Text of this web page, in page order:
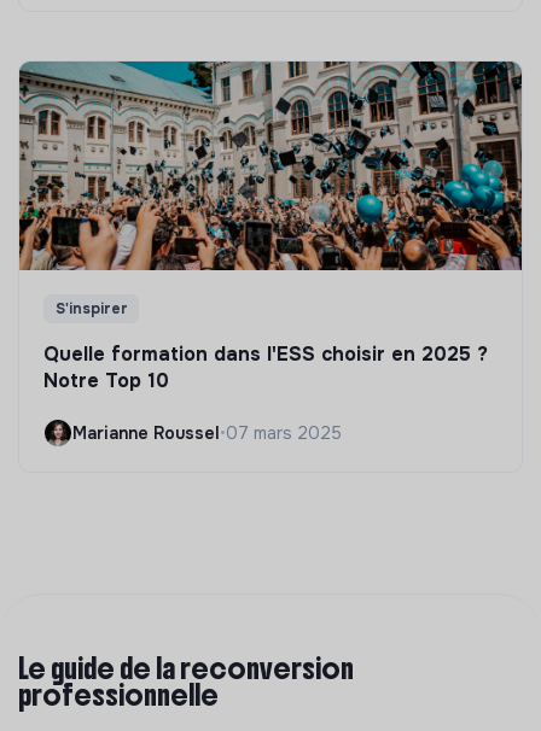
S'inspirer
Quelle formation dans l'ESS choisir en 2025 ?
Notre Top 10
Marianne Roussel•07 mars 2025
Le guide de la reconversion
professionnelle